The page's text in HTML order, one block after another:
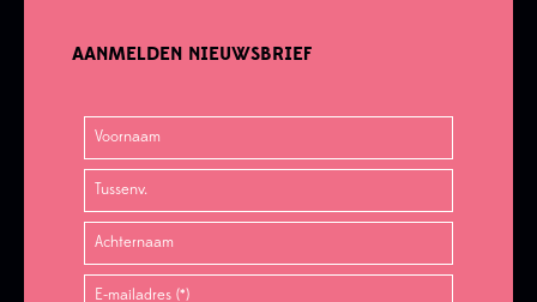
AANMELDEN NIEUWSBRIEF